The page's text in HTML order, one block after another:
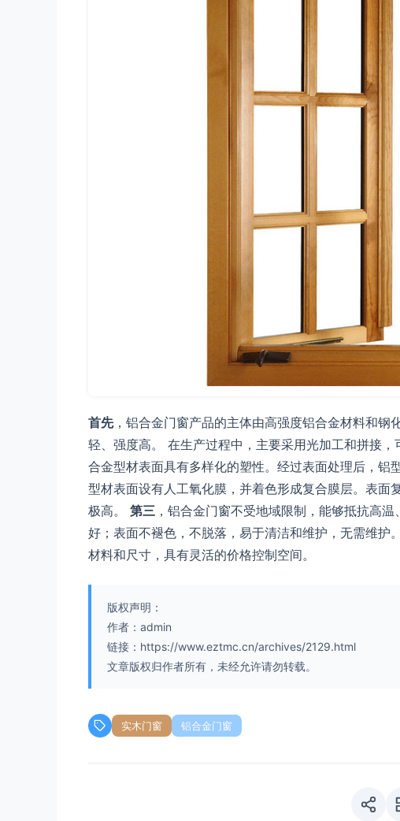
首先，铝合金门窗产品的主体由高强度铝合金材料和钢
轻、强度高。 在生产过程中，主要采用光加工和拼接
合金型材表面具有多样化的塑性。经过表面处理后，
型材表面设有人工氧化膜，并着色形成复合膜层。表
极高。 第三 ，铝合金门窗不受地域限制，能够抵抗高
好；表面不褪色，不脱落，易于清洁和维护，无需维护。
材料和尺寸，具有灵活的价格控制空间。
版权声明：
作者：admin
链接：https://www.eztmc.cn/archives/2129.html
文章版权归作者所有，未经允许请勿转载。
实木门窗 铝合金门窗